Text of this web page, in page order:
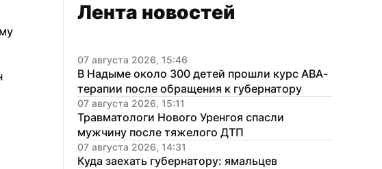
Лента новостей
07 августа 2026, 15:46
В Надыме около 300 детей прошли курс АВА-
терапии после обращения к губернатору
07 августа 2026, 15:11
Травматологи Нового Уренгоя спасли
мужчину после тяжелого ДТП
07 августа 2026, 14:31
Куда заехать губернатору: ямальцев